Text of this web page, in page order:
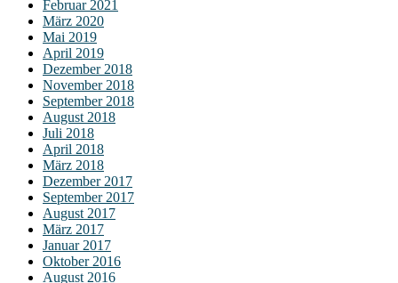
Februar 2021
März 2020
Mai 2019
April 2019
Dezember 2018
November 2018
September 2018
August 2018
Juli 2018
April 2018
März 2018
Dezember 2017
September 2017
August 2017
März 2017
Januar 2017
Oktober 2016
August 2016